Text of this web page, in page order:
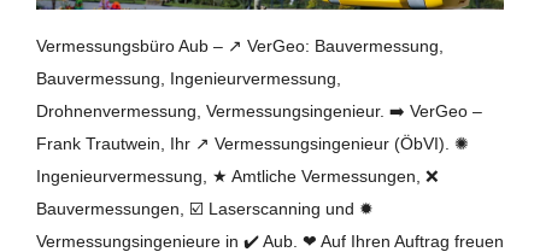
Vermessungsbüro Aub – ↗️ VerGeo: Bauvermessung,
Bauvermessung, Ingenieurvermessung,
Drohnenvermessung, Vermessungsingenieur. ➡️ VerGeo –
Frank Trautwein, Ihr ↗️ Vermessungsingenieur (ÖbVI). ✺
Ingenieurvermessung, ★ Amtliche Vermessungen, ❌
Bauvermessungen, ☑️ Laserscanning und ✹
Vermessungsingenieure in ✔️ Aub. ❤ Auf Ihren Auftrag freuen